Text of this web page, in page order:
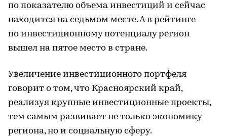
по показателю объема инвестиций и сейчас
находится на седьмом месте. А в рейтинге
по инвестиционному потенциалу регион
вышел на пятое место в стране.
Увеличение инвестиционного портфеля
говорит о том, что Красноярский край,
реализуя крупные инвестиционные проекты,
тем самым развивает не только экономику
региона, но и социальную сферу.